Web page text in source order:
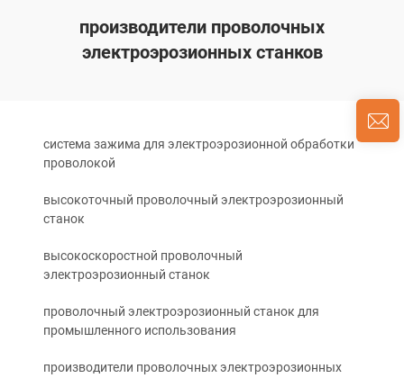
производители проволочных
электроэрозионных станков
система зажима для электроэрозионной обработки
проволокой
высокоточный проволочный электроэрозионный
станок
высокоскоростной проволочный
электроэрозионный станок
проволочный электроэрозионный станок для
промышленного использования
производители проволочных электроэрозионных